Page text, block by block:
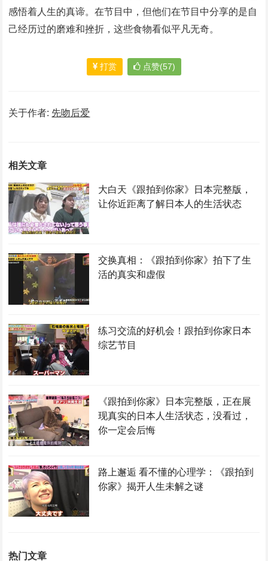
感悟着人生的真谛。在节目中，但他们在节目中分享的是自
己经历过的磨难和挫折，这些食物看似平凡无奇。
打赏 点赞(57)
关于作者: 先吻后爱
相关文章
大白天《跟拍到你家》日本完整版，
让你近距离了解日本人的生活状态
交换真相：《跟拍到你家》拍下了生
活的真实和虚假
练习交流的好机会！跟拍到你家日本
综艺节目
《跟拍到你家》日本完整版，正在展
现真实的日本人生活状态，没看过，
你一定会后悔
路上邂逅 看不懂的心理学：《跟拍到
你家》揭开人生未解之谜
热门文章